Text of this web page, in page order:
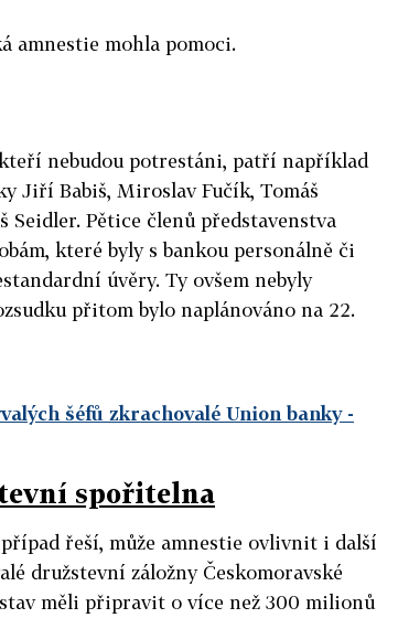
amnestie mohla pomoci.
nebudou potrestáni, patří například
Jiří Babiš, Miroslav Fučík, Tomáš
Seidler. Pětice členů představenstva
které byly s bankou personálně či
úvěry. Ty ovšem nebyly
přitom bylo naplánováno na 22.
šéfů zkrachovalé Union banky-
spořitelna
řeší, může amnestie ovlivnit i další
družstevní záložny Českomoravské
měli připravit o více než 300 milionů